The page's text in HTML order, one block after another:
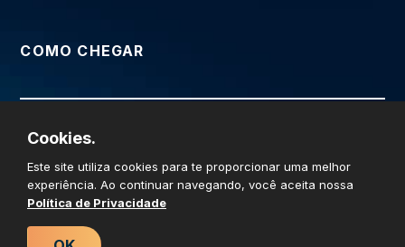
COMO CHEGAR
Prime Web Soluções Digitais LTDA - CNPJ
14.694.838/0001-37 © Todos os direitos reservados
Cookies.
Este site utiliza cookies para te proporcionar uma melhor
experiência. Ao continuar navegando, você aceita nossa
Política de Privacidade